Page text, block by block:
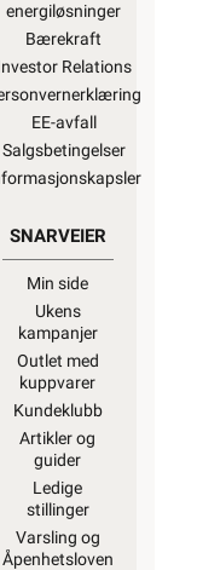
energiløsninger
Bærekraft
Relations
EE-avfall
Salgsbetingelser
SNARVEIER
Min side
Ukens
kampanjer
Outlet med
kuppvarer
Kundeklubb
Artikler og
guider
Ledige
stillinger
Varsling og
Åpenhetsloven